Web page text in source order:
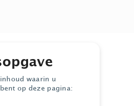
waarin u
op deze pagina: